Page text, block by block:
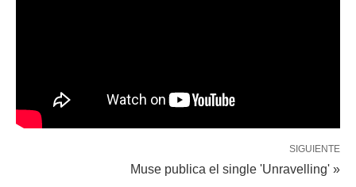
SIGUIENTE
Muse publica el single 'Unravelling' »